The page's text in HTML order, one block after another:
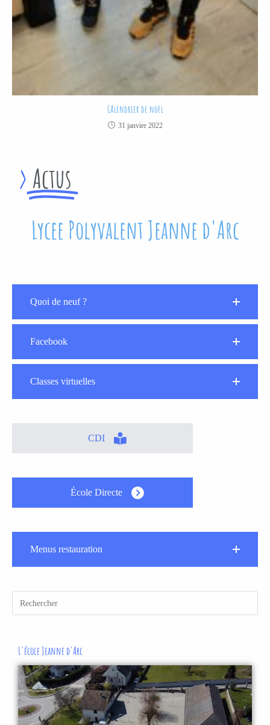
CAlendrier de noël
31 janvier 2022
> Actus
Lycee Polyvalent Jeanne d'Arc
Quoi de neuf ?
Facebook
Classes virtuelles
CDI
École Directe
Menus restauration
L'école Jeanne d'Arc